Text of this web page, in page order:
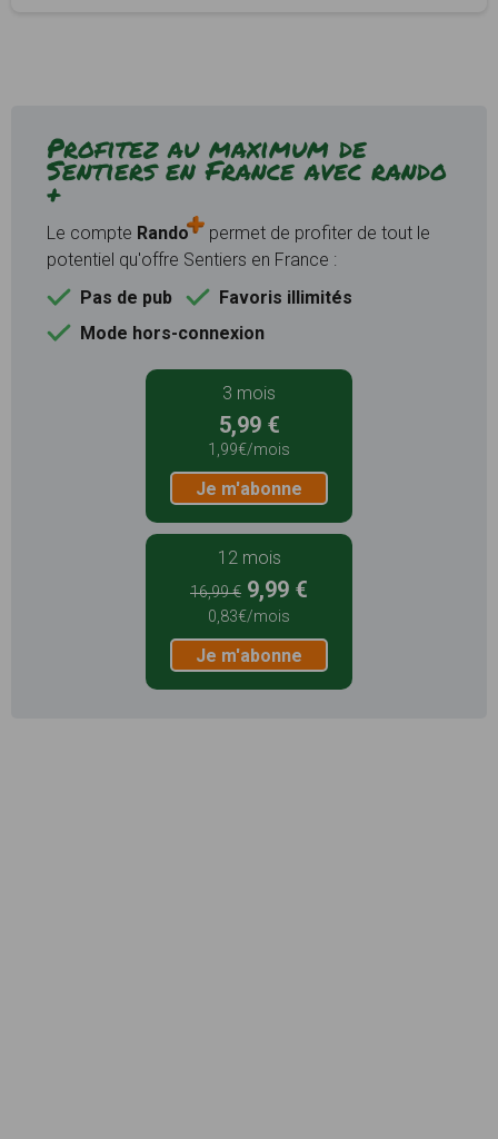
Profitez au maximum de
Sentiers en France avec rando
+
Le compte Rando
permet de profiter de tout le
potentiel qu'offre Sentiers en France :
Pas de pub
Favoris illimités
Mode hors-connexion
3 mois
5,99 €
1,99€/mois
Je m'abonne
12 mois
16,99 € 9,99 €
0,83€/mois
Je m'abonne